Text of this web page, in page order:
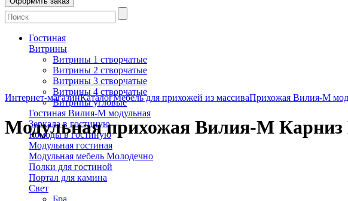
Гостиная
Витрины
Витрины 1 створчатые
Витрины 2 створчатые
Витрины 3 створчатые
Витрины 4 створчатые
Витрины угловые
Гостиная Вилия-М модульная
Зеркала в гостиную
Комоды в гостиную
Модульная гостиная
Модульная мебель Молодечно
Полки для гостиной
Портал для камина
Свет
Интернет-магазинКаталогМебель для прихожей из массиваПрихожая Вилия-М
Модульная прихожая Вилия-М Карниз